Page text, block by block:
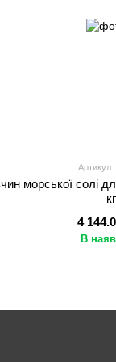
Артикул:
морської солі
кг
4
В